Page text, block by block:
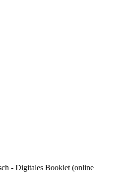
- Digitales Booklet (online